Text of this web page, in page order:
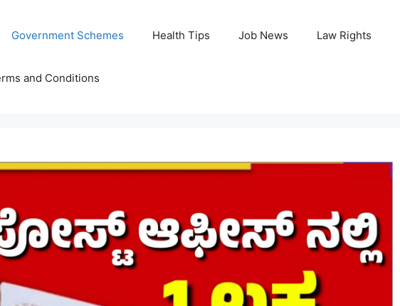
Government Schemes Health Tips Job News Law Rights
and Conditions